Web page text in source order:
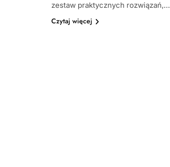
zestaw praktycznych rozwiązań,…
Czytaj więcej